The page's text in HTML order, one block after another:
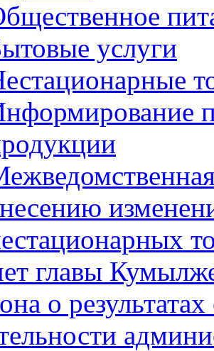
услуги
главы
о